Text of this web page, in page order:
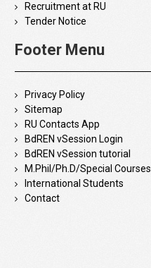
Recruitment at RU
Tender Notice
Footer Menu
Privacy Policy
Sitemap
RU Contacts App
BdREN vSession Login
BdREN vSession tutorial
M.Phil/Ph.D/Special Courses
International Students
Contact